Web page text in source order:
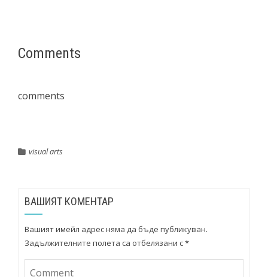
Comments
comments
visual arts
ВАШИЯТ КОМЕНТАР
Вашият имейл адрес няма да бъде публикуван.
Задължителните полета са отбелязани с*